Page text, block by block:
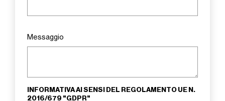
Messaggio
INFORMATIVA AI SENSI DEL REGOLAMENTO UE N.
2016/679 "GDPR"